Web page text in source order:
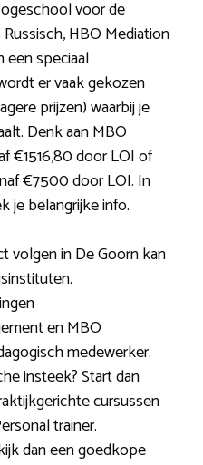
voor de
HBO Mediation
een speciaal
er vaak gekozen
prijzen) waarbij je
Denk aan MBO
€1516,80 door LOI of
€7500 door LOI. In
je belangrijke info.
volgen in De Goorn kan
en MBO
medewerker.
insteek? Start dan
cursussen
trainer.
dan een goedkope